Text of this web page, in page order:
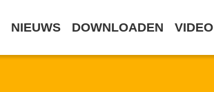
NIEUWS DOWNLOADEN VIDEO